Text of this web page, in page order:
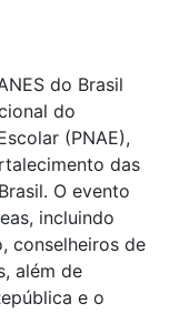
do Brasil
do
(PNAE),
das
O evento
incluindo
conselheiros de
além de
e o